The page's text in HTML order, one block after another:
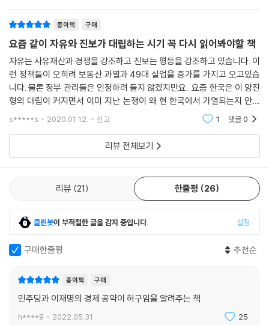
역돼 50만 부가 팔릴 정도로 스테디셀러가 되었다. 그 이유는 바로 정부의
개입을 줄이고 시장의 자유를 확립하며 통화정책의 중요성을 역설했던 프
리드먼의 주장이 점차 맞아떨어지고 있기 때문이다.
프리드먼은 현대 자본주의 사회에서 과연 정부가 어떤 역할을 수행해야 할
지 살핀 후, 이를 토대로 통화정책, 국제무역, 재정정책, 교육제도, 차별, 독
점, 면허제도, 소득분배, 사회복지, 빈곤의 완화 등의 주요쟁점들에 대해
현실적인 대안을 제시하고 있다.
종이책 구매
요즘 같이 자유와 진보가 대립하는 시기 꼭 다시 읽어봐야할 책
자유는 사유재산과 경쟁을 강조하고 진보는 평등을 강조하고 있습니다. 이
런 정책들이 오히려 보동산 과열과 49대 실업율 증가를 가지고 오고있습
니다. 물론 정부 관리들은 인정하려 들지 않겠지만요.. 요즘 한국은 이 양진
형의 대립이 커지면서 이미 지난 논쟁이 왜 현 한국에서 가열되는지 안타
깝습니다. 이책과 더불어 조지 핸리의 진보와 빈곤을 같이 보면서 비교해
s*****s 2020.01.12. 신고 1 댓글0
리뷰 전체보기
리뷰 21 한줄평 26
클린봇이 부적절한 글을 감지 중입니다. 설정
구매한줄평 추천순
종이책 구매
민주당과 이재명의 경제 공약이 허구임을 알려주는 책
h****9 2022.05.31. 25